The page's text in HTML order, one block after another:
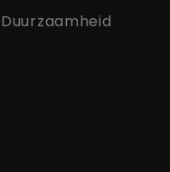
Duurzaamheid